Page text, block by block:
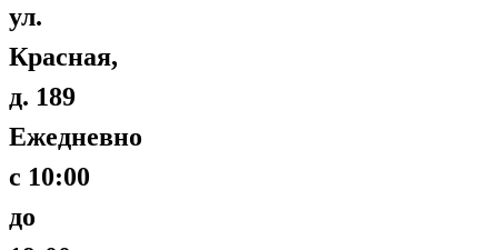
ул.
Красная,
д. 189
Ежедневно
с 10:00
до